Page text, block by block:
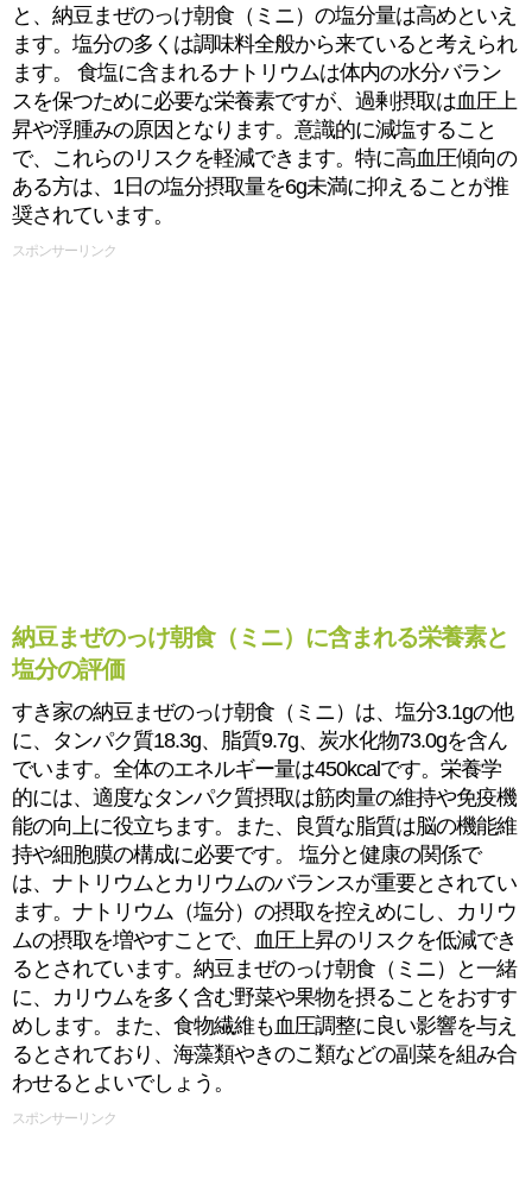
と、納豆まぜのっけ朝食（ミニ）の塩分量は高めといえ
ます。塩分の多くは調味料全般から来ていると考えられ
ます。 食塩に含まれるナトリウムは体内の水分バラン
スを保つために必要な栄養素ですが、過剰摂取は血圧上
昇や浮腫みの原因となります。意識的に減塩すること
で、これらのリスクを軽減できます。特に高血圧傾向の
ある方は、1日の塩分摂取量を6g未満に抑えることが推
奨されています。
スポンサーリンク
納豆まぜのっけ朝食（ミニ）に含まれる栄養素と
塩分の評価
すき家の納豆まぜのっけ朝食（ミニ）は、塩分3.1gの他
に、タンパク質18.3g、脂質9.7g、炭水化物73.0gを含ん
でいます。全体のエネルギー量は450kcalです。栄養学
的には、適度なタンパク質摂取は筋肉量の維持や免疫機
能の向上に役立ちます。また、良質な脂質は脳の機能維
持や細胞膜の構成に必要です。 塩分と健康の関係で
は、ナトリウムとカリウムのバランスが重要とされてい
ます。ナトリウム（塩分）の摂取を控えめにし、カリウ
ムの摂取を増やすことで、血圧上昇のリスクを低減でき
るとされています。納豆まぜのっけ朝食（ミニ）と一緒
に、カリウムを多く含む野菜や果物を摂ることをおすす
めします。また、食物繊維も血圧調整に良い影響を与え
るとされており、海藻類やきのこ類などの副菜を組み合
わせるとよいでしょう。
スポンサーリンク